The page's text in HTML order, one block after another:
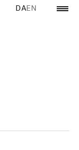
DAEN